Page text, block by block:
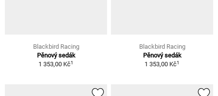
Blackbird Racing
Pěnový sedák
1 353,00 Kč1
Blackbird Racing
Pěnový sedák
1 353,00 Kč1